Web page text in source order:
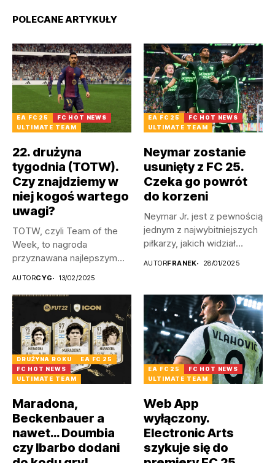
POLECANE ARTYKUŁY
EA FC 25
FC HOT NEWS
ULTIMATE TEAM
22. drużyna
tygodnia (TOTW).
Czy znajdziemy w
niej kogoś wartego
uwagi?
TOTW, czyli Team of the
Week, to nagroda
przyznawana najlepszym
AUTORCYG 13/02/2025
EA FC 25
FC HOT NEWS
ULTIMATE TEAM
Neymar zostanie
usunięty z FC 25.
Czeka go powrót
do korzeni
Neymar Jr. jest z pewnością
jednym z najwybitniejszych
piłkarzy, jakich widział
AUTORFRANEK 28/01/2025
DRUŻYNA ROKU
EA FC 25
FC HOT NEWS
ULTIMATE TEAM
Maradona,
Beckenbauer a
nawet… Doumbia
czy Ibarbo dodani
EA FC 25
FC HOT NEWS
ULTIMATE TEAM
Web App
wyłączony.
Electronic Arts
szykuje się do